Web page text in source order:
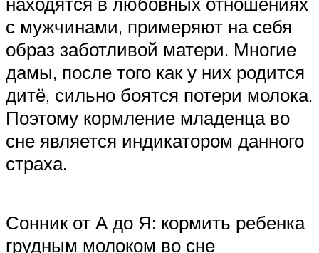
с мужчинами, примеряют на себя
образ заботливой матери. Многие
дамы, после того как у них родится
дитё, сильно боятся потери молока.
Поэтому кормление младенца во
сне является индикатором данного
страха.
Сонник от А до Я: кормить ребенка
грудным молоком во сне